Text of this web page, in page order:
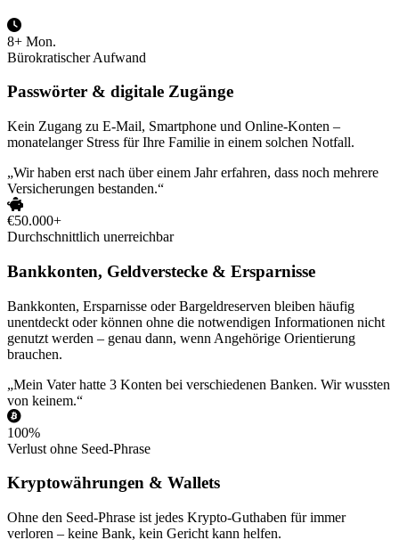
8+ Mon.
Bürokratischer Aufwand
Passwörter & digitale Zugänge
Kein Zugang zu E-Mail, Smartphone und Online-Konten –
monatelanger Stress für Ihre Familie in einem solchen Notfall.
„Wir haben erst nach über einem Jahr erfahren, dass noch mehrere
Versicherungen bestanden.“
€50.000+
Durchschnittlich unerreichbar
Bankkonten, Geldverstecke & Ersparnisse
Bankkonten, Ersparnisse oder Bargeldreserven bleiben häufig
unentdeckt oder können ohne die notwendigen Informationen nicht
genutzt werden – genau dann, wenn Angehörige Orientierung
brauchen.
„Mein Vater hatte 3 Konten bei verschiedenen Banken. Wir wussten
von keinem.“
100%
Verlust ohne Seed-Phrase
Kryptowährungen & Wallets
Ohne den Seed-Phrase ist jedes Krypto-Guthaben für immer
verloren – keine Bank, kein Gericht kann helfen.